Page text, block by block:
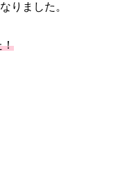
りました。
！